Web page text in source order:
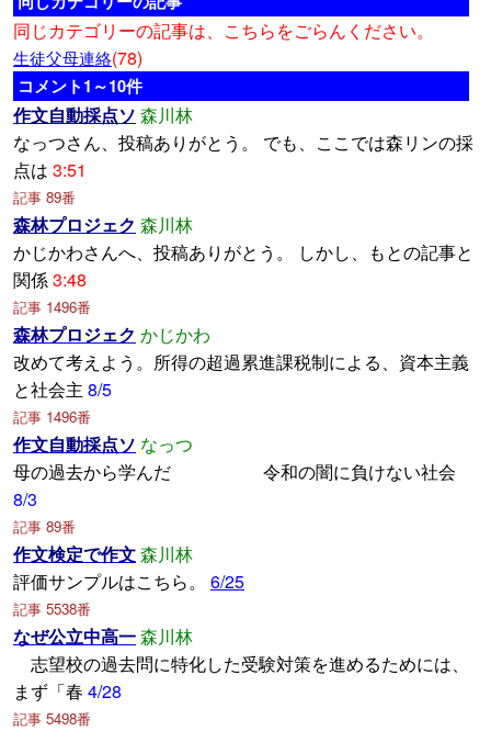
同じカテゴリーの記事は、こちらをごらんください。
生徒父母連絡(78)
コメント1～10件
作文自動採点ソ 森川林
なっつさん、投稿ありがとう。 でも、ここでは森リンの採
点は 3:51
記事 89番
森林プロジェク 森川林
かじかわさんへ、投稿ありがとう。 しかし、もとの記事と
関係3:48
記事 1496番
森林プロジェク かじかわ
改めて考えよう。所得の超過累進課税制による、資本主義
と社会主 8/5
記事 1496番
作文自動採点ソ なっつ
母の過去から学んだ 令和の闇に負けない社会
8/3
記事 89番
作文検定で作文森川林
評価サンプルはこちら。 6/25
記事 5538番
なぜ公立中高一森川林
志望校の過去問に特化した受験対策を進めるためには、
まず「春 4/28
記事 5498番